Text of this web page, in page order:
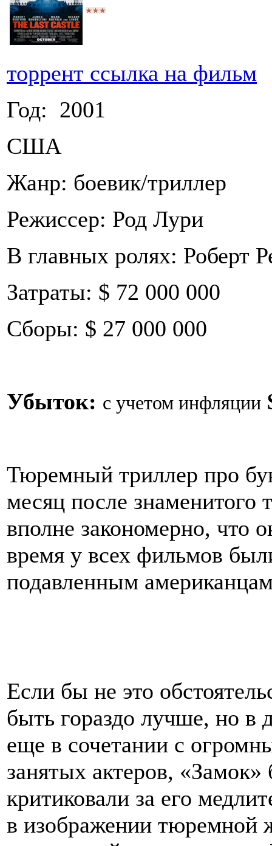
торрент ссылка на фильм
Год: 2001
США
Жанр: боевик/триллер
Режиссер: Род Лури
В главных ролях: Роберт
Затраты: $ 72 000 000
Сборы: $ 27 000 000
Убыток: с учетом инфляции
Тюремный триллер про
месяц после знаменитого
вполне закономерно, что
время у всех фильмов
подавленным
Если бы не это
быть гораздо лучше, но в
еще в сочетании с
занятых актеров,
критиковали за его
в изображении тюремной